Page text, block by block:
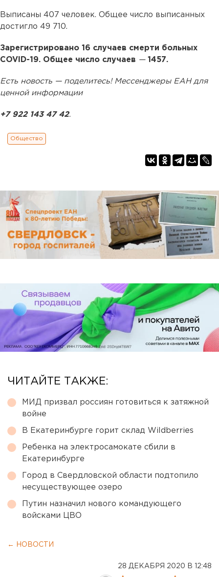
Выписаны 407 человек. Общее число выписанных
достигло 49 710.
Зарегистрировано 16 случаев смерти больных
COVID-19. Общее число случаев —1457.
Есть новость — поделитесь! Мессенджеры ЕАН для
ценной информации
+7 922 143 47 42.
Общество
ЧИТАЙТЕ ТАКЖЕ:
МИД призвал россиян готовиться к затяжной
войне
В Екатеринбурге горит склад Wildberries
Ребенка на электросамокате сбили в
Екатеринбурге
Город в Свердловской области подтопило
несуществующее озеро
Путин назначил нового командующего
войсками ЦВО
← НОВОСТИ
28 ДЕКАБРЯ 2020 В 12:48